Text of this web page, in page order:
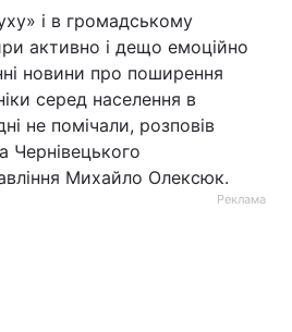
і в громадському
активно і дещо емоційно
новини про поширення
серед населення в
не помічали, розповів
Чернівецького
Михайло Олексюк.
Реклама